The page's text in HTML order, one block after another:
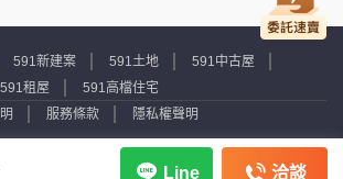
591新建案 591土地
591中古屋
591租屋
591高檔住宅
服務條款 隱私權聲明
by Addcn Technology Co., Ltd. All Rights reserved.
Line 洽談